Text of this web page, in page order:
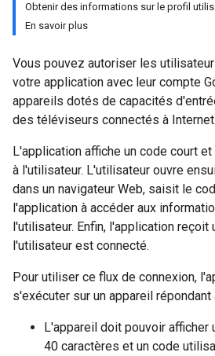
Obtenir des informations sur le profil
En savoir plus
Vous pouvez autoriser les
votre application avec leur compte
appareils dotés de capacités
des téléviseurs connectés à Internet.
L'application affiche un code court
à l'utilisateur. L'utilisateur ouvre
dans un navigateur Web, saisit le
l'application à accéder aux
l'utilisateur. Enfin, l'application reçoit
l'utilisateur est connecté.
Pour utiliser ce flux de connexion,
s'exécuter sur un appareil
L'appareil doit pouvoir afficher
40 caractères et un code